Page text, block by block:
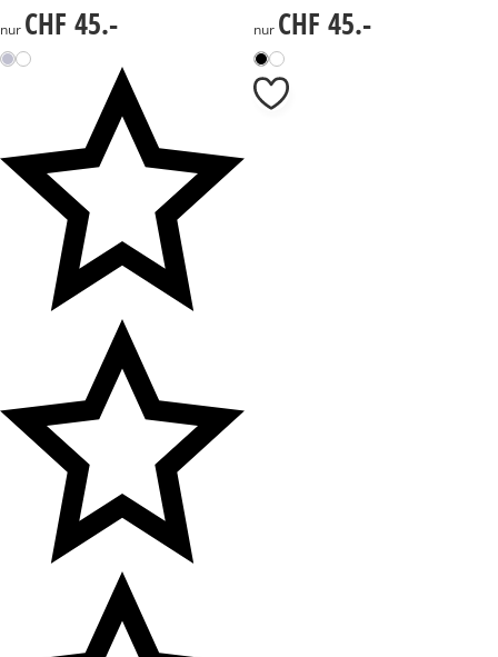
CHF 45.-
nur CHF 45.-
CHF 45.-
nur CHF 45.-